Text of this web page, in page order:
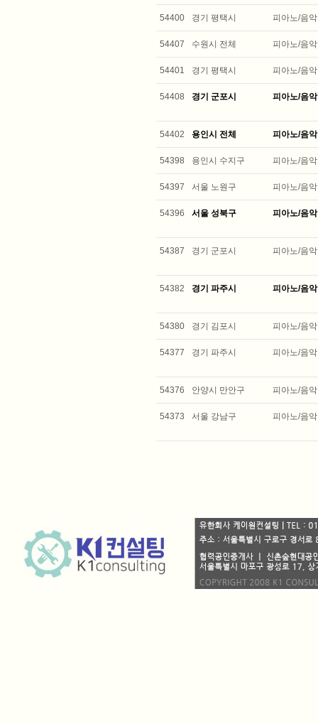
54400 경기 평택시 피아노/음악
54407 수원시 전체 피아노/음악
54401 경기 평택시 피아노/음악
54408 경기 군포시 피아노/음악
54402 용인시 전체 피아노/음악
54398 용인시 수지구 피아노/음악
54397 서울 노원구 피아노/음악
54396 서울 성북구 피아노/음악
54387 경기 군포시 피아노/음악
54382 경기 파주시 피아노/음악
54380 경기 김포시 피아노/음악
54377 경기 파주시 피아노/음악
54376 안양시 만안구 피아노/음악
54373 서울 강남구 피아노/음악